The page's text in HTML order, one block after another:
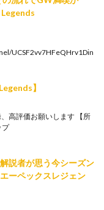
UCSF2vv7HFeQHrv1Din
】
高評価お願いします 【所
プ
説者が思う今シーズン
ーペックスレジェン